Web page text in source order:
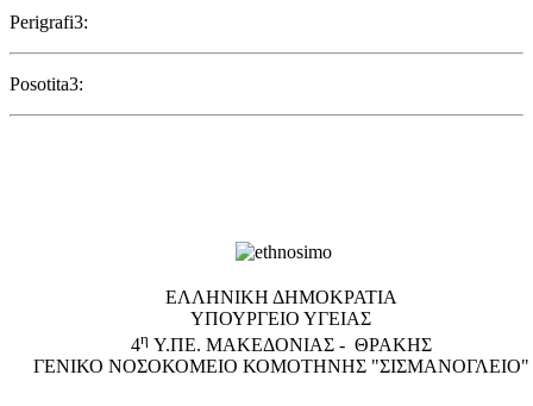
Perigrafi3:
Posotita3:
EΛΛΗΝΙΚΗ ΔΗΜΟΚΡΑΤΙΑ
ΥΠΟΥΡΓΕΙΟ ΥΓΕΙΑΣ
4η Υ.ΠΕ. ΜΑΚΕΔΟΝΙΑΣ - ΘΡΑΚΗΣ
ΓΕΝΙΚΟ NΟΣΟΚΟΜΕΙΟ ΚΟΜΟΤΗΝΗΣ "ΣΙΣΜΑΝΟΓΛΕΙΟ"